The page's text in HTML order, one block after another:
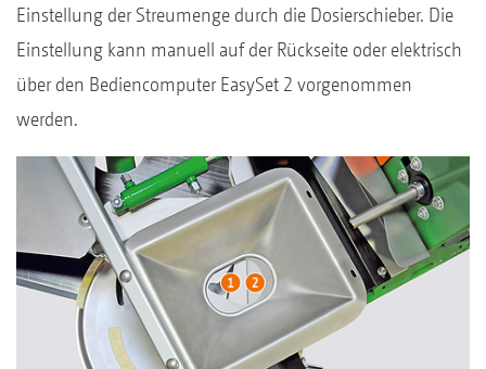
Einstellung der Streumenge durch die Dosierschieber. Die
Einstellung kann manuell auf der Rückseite oder elektrisch
über den Bediencomputer EasySet 2 vorgenommen
werden.